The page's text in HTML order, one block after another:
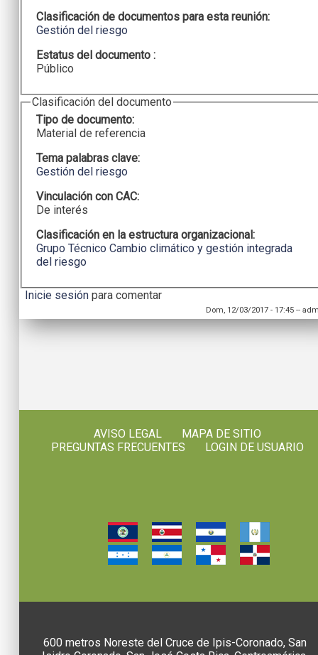
Clasificación de documentos para esta reunión:
Gestión del riesgo
Estatus del documento :
Público
Clasificación del documento
Tipo de documento:
Material de referencia
Tema palabras clave:
Gestión del riesgo
Vinculación con CAC:
De interés
Clasificación en la estructura organizacional:
Grupo Técnico Cambio climático y gestión integrada
del riesgo
Inicie sesiónpara comentar
Dom, 12/03/2017 - 17:45 --
AVISO LEGAL
MAPA DE SITIO
PREGUNTAS FRECUENTES
LOGIN DE USUARIO
600 metros Noreste del Cruce de Ipis-Coronado, San